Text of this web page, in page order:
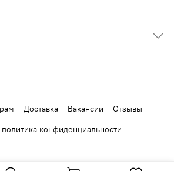
Доставка Вакансии
Отзывы
конфиденциальности